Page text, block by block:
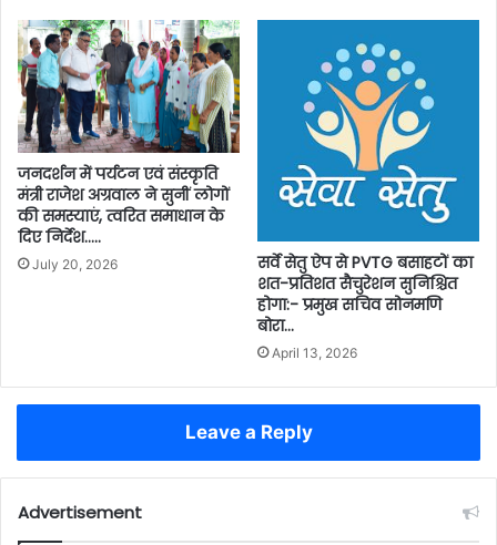
जनदर्शन में पर्यटन एवं संस्कृति
मंत्री राजेश अग्रवाल ने सुनीं लोगों
की समस्याएं, त्वरित समाधान के
दिए निर्देश…..
July 20, 2026
सर्वे सेतु ऐप से PVTG बसाहटों का
शत-प्रतिशत सैचुरेशन सुनिश्चित
होगा:- प्रमुख सचिव सोनमणि
बोरा…
April 13, 2026
Leave a Reply
Advertisement